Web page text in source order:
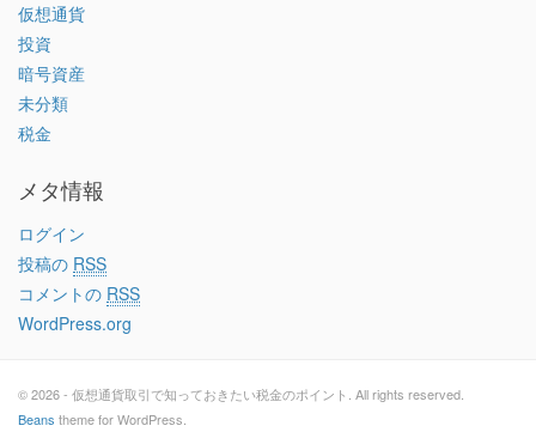
仮想通貨
投資
暗号資産
未分類
税金
メタ情報
ログイン
投稿の RSS
コメントの RSS
WordPress.org
© 2026 - 仮想通貨取引で知っておきたい税金のポイント. All rights reserved.
Beans theme for WordPress.